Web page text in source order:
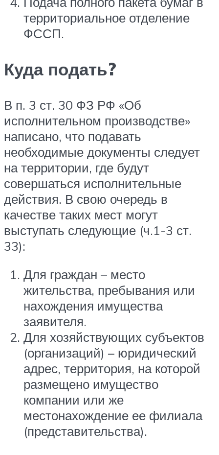
территориальное отделение
ФССП.
Куда подать?
В п. 3 ст. 30 ФЗ РФ «Об
исполнительном производстве»
написано, что подавать
необходимые документы следует
на территории, где будут
совершаться исполнительные
действия. В свою очередь в
качестве таких мест могут
выступать следующие (ч.1-3 ст.
33):
Для граждан – место
жительства, пребывания или
нахождения имущества
заявителя.
Для хозяйствующих субъектов
(организаций) – юридический
адрес, территория, на которой
размещено имущество
компании или же
местонахождение ее филиала
(представительства).